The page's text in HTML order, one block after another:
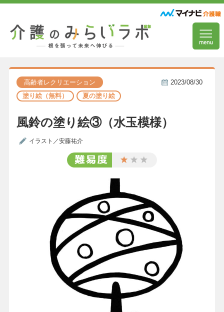
高齢者レクリエーション
塗り絵（無料）
夏の塗り絵
2023/08/30
風鈴の塗り絵③（水玉模様）
イラスト／安藤祐介